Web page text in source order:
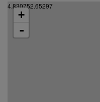
4.830752.65297
+
-